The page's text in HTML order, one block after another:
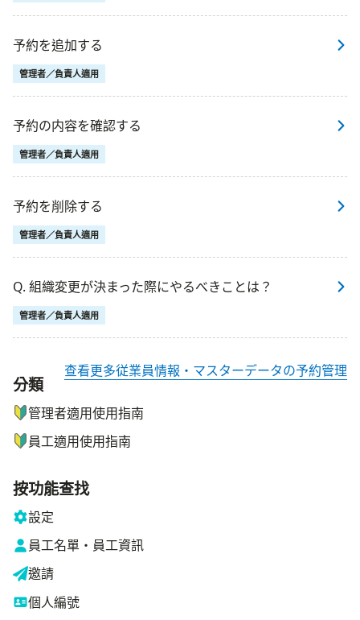
予約を追加する
管理者／負責人適用
予約の内容を確認する
管理者／負責人適用
予約を削除する
管理者／負責人適用
Q. 組織変更が決まった際にやるべきことは？
管理者／負責人適用
查看更多従業員情報・マスターデータの予約管理
ナビゲーションメニュー
分類
管理者適用使用指南
員工適用使用指南
按功能查找
設定
員工名單・員工資訊
邀請
個人編號